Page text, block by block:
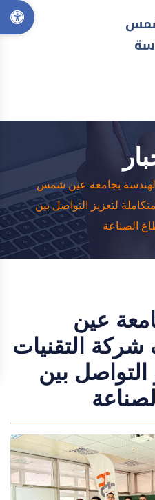
بجامعة عين شمس
لتعزيز التواصل بين
الصناعة
عين
التقنيات
التواصل بين